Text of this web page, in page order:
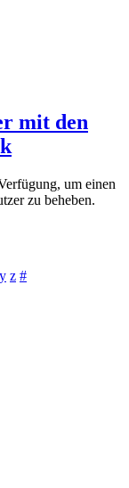
mit den
um einen
zu beheben.
y z #